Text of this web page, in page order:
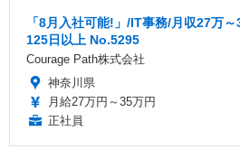
「8月入社可能!」/IT事務/月収27万
125日以上 No.5295
Courage Path株式会社
神奈川県
月給27万円～35万円
正社員